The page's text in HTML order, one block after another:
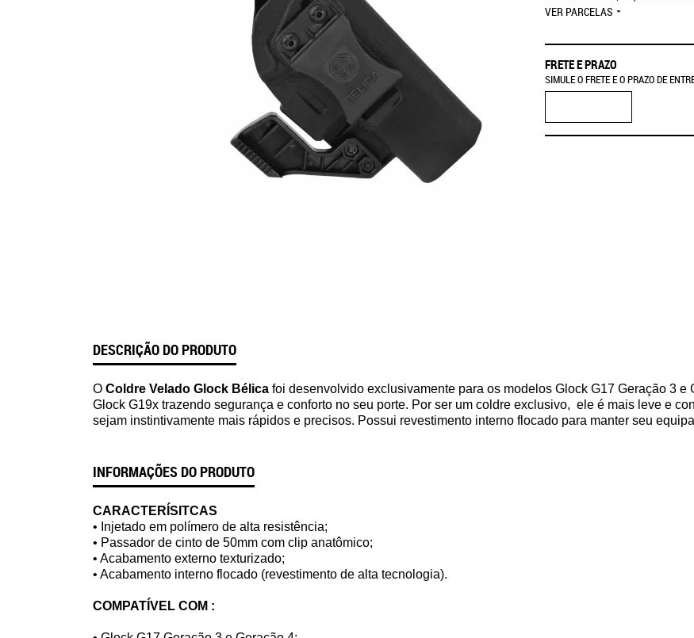
VER PARCELAS
FRETE E PRAZO
SIMULE O FRETE E O PRAZO DE
DESCRIÇÃO DO PRODUTO
O Coldre Velado Glock Bélica foi desenvolvido exclusivamente para os modelos Glock G17 Geração 3 e
Glock G19x trazendo segurança e conforto no seu porte. Por ser um coldre exclusivo, ele é mais leve e
sejam instintivamente mais rápidos e precisos. Possui revestimento interno flocado para manter seu
INFORMAÇÕES DO PRODUTO
CARACTERÍSITCAS
• Injetado em polímero de alta resistência;
• Passador de cinto de 50mm com clip anatômico;
• Acabamento externo texturizado;
• Acabamento interno flocado (revestimento de alta tecnologia).
COMPATÍVEL COM :